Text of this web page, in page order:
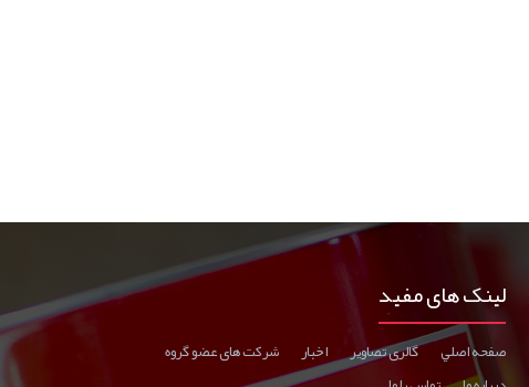
لینک های مفید
صفحه اصلي گالری تصاوير اخبار
شرکت های عضو گروه